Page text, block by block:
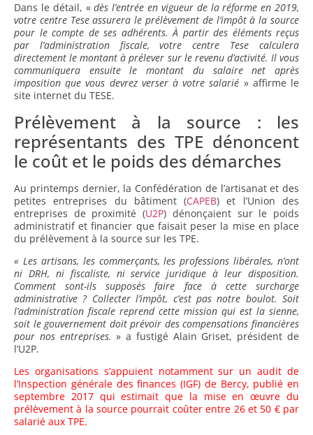
Dans le détail, «dès l’entrée en vigueur de la réforme en 2019,
votre centre Tese assurera le prélèvement de l’impôt à la source
pour le compte de ses adhérents. À partir des éléments reçus
par l’administration fiscale, votre centre Tese calculera
directement le montant à prélever sur le revenu d’activité. Il vous
communiquera ensuite le montant du salaire net après
imposition que vous devrez verser à votre salarié » affirme le
site internet du TESE.
Prélèvement à la source : les
représentants des TPE dénoncent
le coût et le poids des démarches
Au printemps dernier, la Confédération de l’artisanat et des
petites entreprises du bâtiment (CAPEB) et l’Union des
entreprises de proximité (U2P) dénonçaient sur le poids
administratif et financier que faisait peser la mise en place
du prélèvement à la source sur les TPE.
« Les artisans, les commerçants, les professions libérales, n’ont
ni DRH, ni fiscaliste, ni service juridique à leur disposition.
Comment sont-ils supposés faire face à cette surcharge
administrative ? Collecter l’impôt, c’est pas notre boulot. Soit
l’administration fiscale reprend cette mission qui est la sienne,
soit le gouvernement doit prévoir des compensations financières
pour nos entreprises. » a fustigé Alain Griset, président de
l’U2P.
Les organisations s’appuient notamment sur unaudit de
l’Inspection générale des finances (IGF) de Bercy, publié en
septembre 2017 qui estimait que la mise en œuvre du
prélèvement à la source pourrait coûter entre 26 et 50 € par
salarié aux TPE.